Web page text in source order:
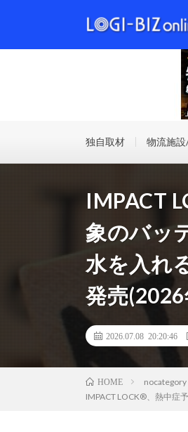
独自取材 物流施
IMPACT
象のバッ
水を入れ
発売
2026.07.08 20:20:46
HOME
nocategory
IMPACT LOCK®、熱中症